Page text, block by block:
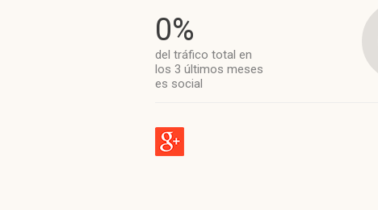
0%
del tráfico total en
los 3 últimos meses
es social